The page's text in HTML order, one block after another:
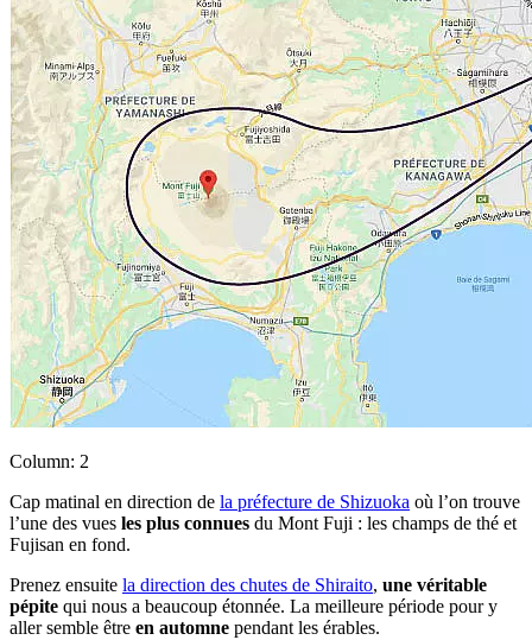
Column: 2
Cap matinal en direction de la préfecture de Shizuoka où l’on trouve
l’une des vues les plus connues du Mont Fuji : les champs de thé et
Fujisan en fond.
Prenez ensuite la direction des chutes de Shiraito, une véritable
pépite qui nous a beaucoup étonnée. La meilleure période pour y
aller semble être en automne pendant les érables.